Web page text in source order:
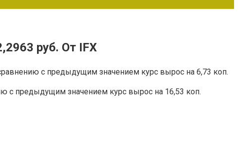
руб. От IFX
с предыдущим значением курс вырос на 6,73 коп.
с предыдущим значением курс вырос на 16,53 коп.